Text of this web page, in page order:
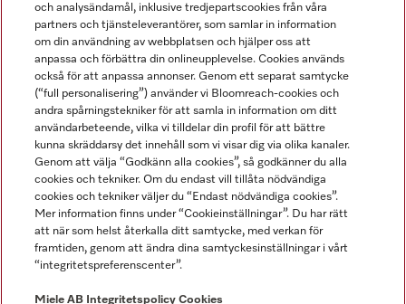
Miele AB
Allmänna villkor
Användarvillkor
Miele tillgänglighetsförklaring
Lagen om digitala tjänster
Miele på LinkedIn
Miele på Facebook
Miele på Instagram
Miele på Youtube
och analysändamål, inklusive tredjepartscookies från våra
partners och tjänsteleverantörer, som samlar in information
om din användning av webbplatsen och hjälper oss att
anpassa och förbättra din onlineupplevelse. Cookies används
också för att anpassa annonser. Genom ett separat samtycke
(“full personalisering”) använder vi Bloomreach-cookies och
andra spårningstekniker för att samla in information om ditt
användarbeteende, vilka vi tilldelar din profil för att bättre
kunna skräddarsy det innehåll som vi visar dig via olika kanaler.
Genom att välja “Godkänn alla cookies”, så godkänner du alla
cookies och tekniker. Om du endast vill tillåta nödvändiga
cookies och tekniker väljer du “Endast nödvändiga cookies”.
Mer information finns under “Cookieinställningar”. Du har rätt
att när som helst återkalla ditt samtycke, med verkan för
framtiden, genom att ändra dina samtyckesinställningar i vårt
“integritetspreferenscenter”.
Miele AB Integritetspolicy Cookies